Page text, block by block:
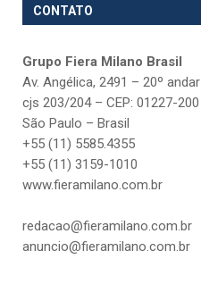
CONTATO
Grupo Fiera Milano Brasil
Av. Angélica, 2491 – 20º andar
cjs 203/204 – CEP: 01227-200
São Paulo – Brasil
+55 (11) 5585.4355
+55 (11) 3159-1010
www.fieramilano.com.br
redacao@fieramilano.com.br
anuncio@fieramilano.com.br